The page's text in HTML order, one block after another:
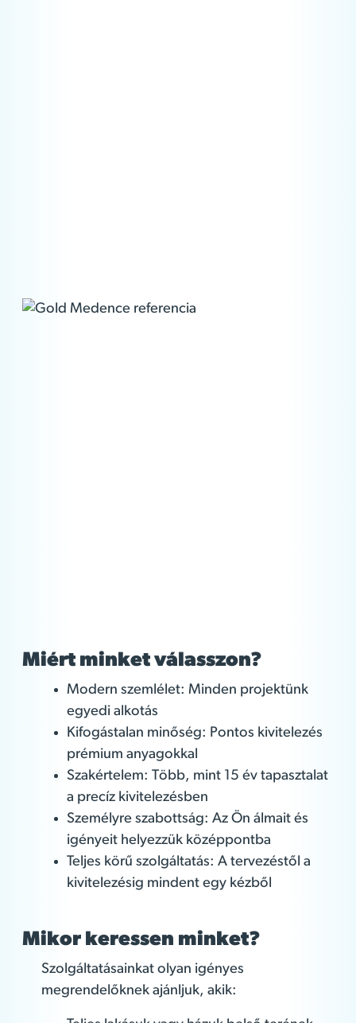
Miért minket válasszon?
Modern szemlélet: Minden projektünk
egyedi alkotás
Kifogástalan minőség: Pontos kivitelezés
prémium anyagokkal
Szakértelem: Több, mint 15 év tapasztalat
a precíz kivitelezésben
Személyre szabottság: Az Ön álmait és
igényeit helyezzük középpontba
Teljes körű szolgáltatás: A tervezéstől a
kivitelezésig mindent egy kézből
Mikor keressen minket?
Szolgáltatásainkat olyan igényes
megrendelőknek ajánljuk, akik: